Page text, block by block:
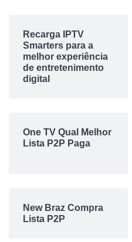
Recarga IPTV
Smarters para a
melhor experiência
de entretenimento
digital
One TV Qual Melhor
Lista P2P Paga
New Braz Compra
Lista P2P